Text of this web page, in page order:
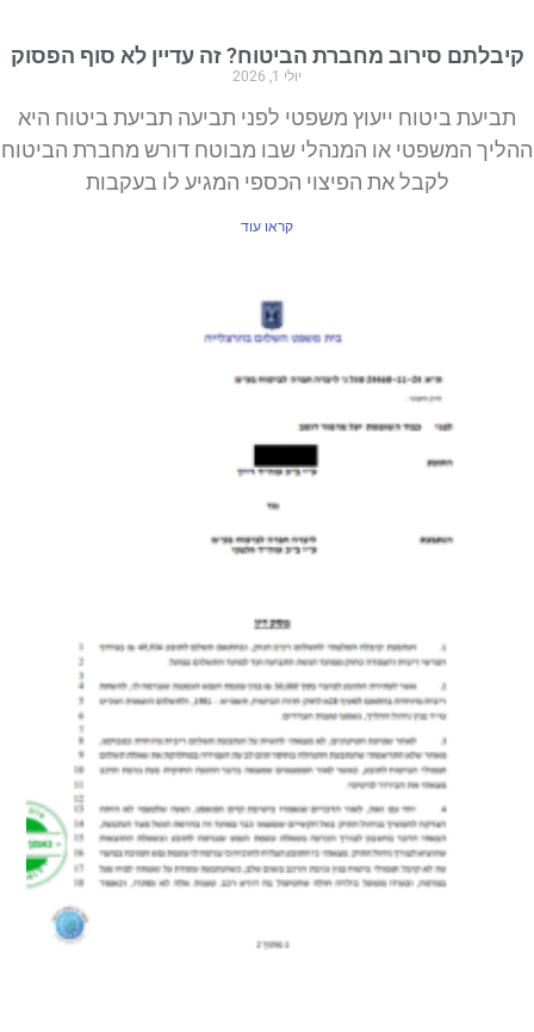
קיבלתם סירוב מחברת הביטוח? זה עדיין לא סוף הפסוק
יולי 1, 2026
תביעת ביטוח ייעוץ משפטי לפני תביעה תביעת ביטוח היא
ההליך המשפטי או המנהלי שבו מבוטח דורש מחברת הביטוח
לקבל את הפיצוי הכספי המגיע לו בעקבות
קראו עוד